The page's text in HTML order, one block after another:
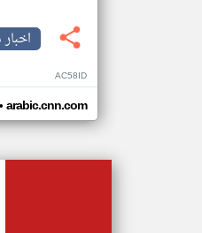
AC58ID
• arabic.cnn.com